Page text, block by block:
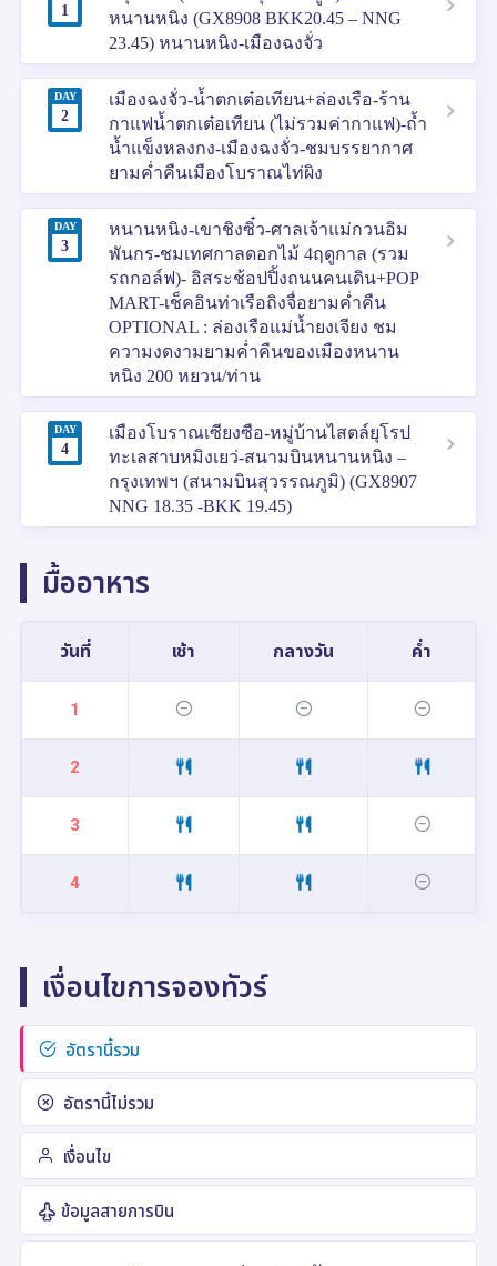
1
หนานหนิง (GX8908 BKK20.45 – NNG
23.45) หนานหนิง-เมืองฉงจั่ว
DAY
2
เมืองฉงจั่ว-น้ำตกเต๋อเทียน+ล่องเรือ-ร้าน
กาแฟน้ำตกเต๋อเทียน (ไม่รวมค่ากาแฟ)-ถ้ำ
น้ำแข็งหลงกง-เมืองฉงจั่ว-ชมบรรยากาศ
ยามค่ำคืนเมืองโบราณไท่ผิง
DAY
3
หนานหนิง-เขาชิงซิ๋ว-ศาลเจ้าแม่กวนอิม
พันกร-ชมเทศกาลดอกไม้ 4ฤดูกาล (รวม
รถกอล์ฟ)- อิสระช้อปปิ้งถนนคนเดิน+POP
MART-เช็คอินท่าเรือถิงจื่อยามค่ำคืน
OPTIONAL : ล่องเรือแม่น้ำยงเจียง ชม
ความงดงามยามค่ำคืนของเมืองหนาน
หนิง 200 หยวน/ท่าน
DAY
4
เมืองโบราณเซียงซือ-หมู่บ้านไสตล์ยุโรป
ทะเลสาบหมิงเยว่-สนามบินหนานหนิง –
กรุงเทพฯ (สนามบินสุวรรณภูมิ) (GX8907
NNG 18.35 -BKK 19.45)
มื้ออาหาร
วันที่ เช้า กลางวัน ค่ำ
1
2
3
4
เงื่อนไขการจองทัวร์
อัตรานี้รวม
อัตรานี้ไม่รวม
เงื่อนไข
ข้อมูลสายการบิน